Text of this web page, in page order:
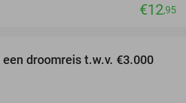
€12,95
droomreis t.w.v. €3.000